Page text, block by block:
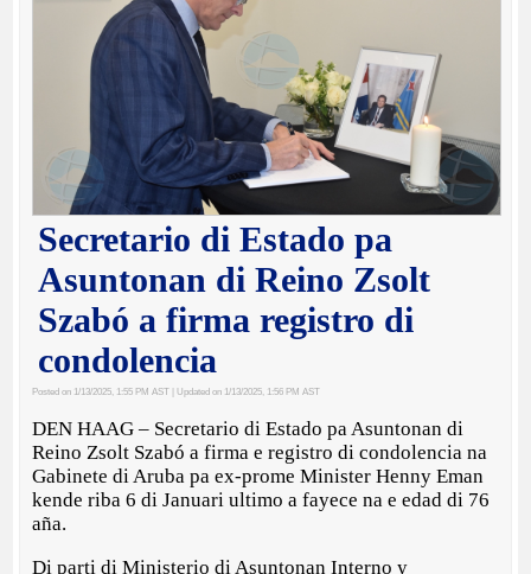
Secretario di Estado pa
Asuntonan di Reino Zsolt
Szabó a firma registro di
condolencia
Posted on 1/13/2025, 1:55 PM AST | Updated on 1/13/2025, 1:56 PM AST
DEN HAAG – Secretario di Estado pa Asuntonan di
Reino Zsolt Szabó a firma e registro di condolencia na
Gabinete di Aruba pa ex-prome Minister Henny Eman
kende riba 6 di Januari ultimo a fayece na e edad di 76
aña.
Di parti di Ministerio di Asuntonan Interno y